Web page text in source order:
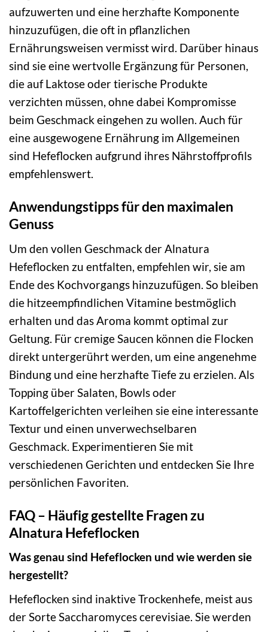
aufzuwerten und eine herzhafte Komponente
hinzuzufügen, die oft in pflanzlichen
Ernährungsweisen vermisst wird. Darüber hinaus
sind sie eine wertvolle Ergänzung für Personen,
die auf Laktose oder tierische Produkte
verzichten müssen, ohne dabei Kompromisse
beim Geschmack eingehen zu wollen. Auch für
eine ausgewogene Ernährung im Allgemeinen
sind Hefeflocken aufgrund ihres Nährstoffprofils
empfehlenswert.
Anwendungstipps für den maximalen
Genuss
Um den vollen Geschmack der Alnatura
Hefeflocken zu entfalten, empfehlen wir, sie am
Ende des Kochvorgangs hinzuzufügen. So bleiben
die hitzeempfindlichen Vitamine bestmöglich
erhalten und das Aroma kommt optimal zur
Geltung. Für cremige Saucen können die Flocken
direkt untergerührt werden, um eine angenehme
Bindung und eine herzhafte Tiefe zu erzielen. Als
Topping über Salaten, Bowls oder
Kartoffelgerichten verleihen sie eine interessante
Textur und einen unverwechselbaren
Geschmack. Experimentieren Sie mit
verschiedenen Gerichten und entdecken Sie Ihre
persönlichen Favoriten.
FAQ – Häufig gestellte Fragen zu
Alnatura Hefeflocken
Was genau sind Hefeflocken und wie werden sie
hergestellt?
Hefeflocken sind inaktive Trockenhefe, meist aus
der Sorte Saccharomyces cerevisiae. Sie werden